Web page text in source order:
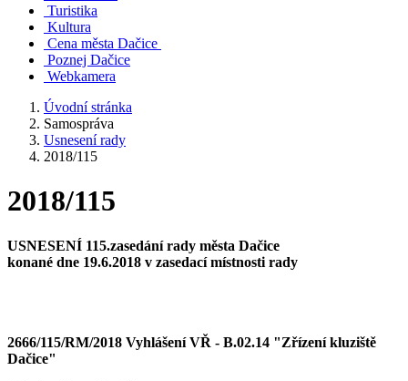
Turistika
Kultura
Cena města Dačice
Poznej Dačice
Webkamera
Úvodní stránka
Samospráva
Usnesení rady
2018/115
2018/115
USNESENÍ 115.zasedání rady města Dačice
konané dne 19.6.2018 v zasedací místnosti rady
2666/115/RM/2018 Vyhlášení VŘ - B.02.14 "Zřízení kluziště
Dačice"